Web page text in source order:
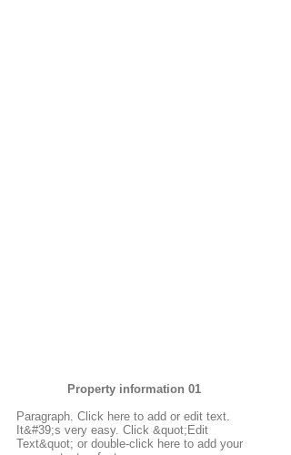
Property information 01
Paragraph. Click here to add or edit text.
It&#39;s very easy. Click &quot;Edit
Text&quot; or double-click here to add your